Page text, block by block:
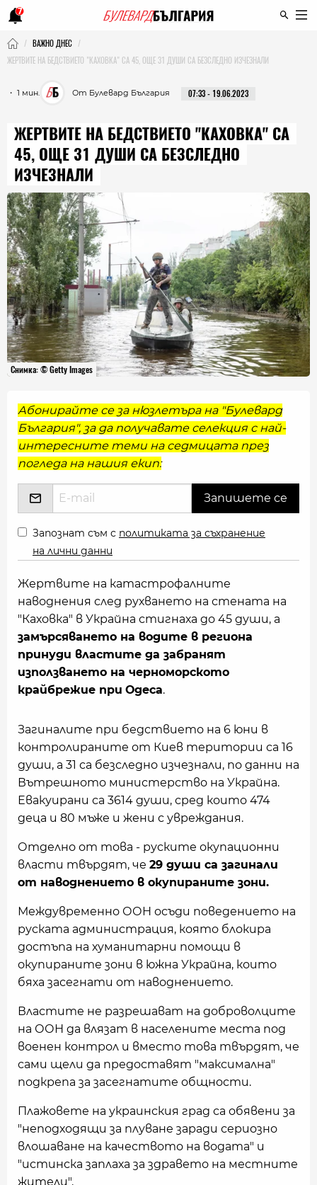
7
ВАЖНО ДНЕС
ЖЕРТВИТЕ НА БЕДСТВИЕТО "КАХОВКА" СА 45, ОЩЕ 31 ДУШИ СА БЕЗСЛЕДНО ИЗЧЕЗНАЛИ
・ 1 мин. От Булевард България 07:33 - 19.06.2023
ЖЕРТВИТЕ НА БЕДСТВИЕТО "КАХОВКА" СА
45, ОЩЕ 31 ДУШИ СА БЕЗСЛЕДНО
ИЗЧЕЗНАЛИ
Снимка: © Getty Images
Абонирайте се за нюзлетъра на "Булевард
България", за да получавате селекция с най-
интересните теми на седмицата през
погледа на нашия екип:
Запознат съм с политиката за съхранение
на лични данни
Жертвите на катастрофалните
наводнения след рухването на стената на
"Каховка" в Украйна стигнаха до 45 души, а
замърсяването на водите в региона
принуди властите да забранят
използването на черноморското
крайбрежие при Одеса.
Загиналите при бедствието на 6 юни в
контролираните от Киев територии са 16
души, а 31 са безследно изчезнали, по данни на
Вътрешното министерство на Украйна.
Евакуирани са 3614 души, сред които 474
деца и 80 мъже и жени с увреждания.
Отделно от това - руските окупационни
власти твърдят, че 29 души са загинали
от наводнението в окупираните зони.
Междувременно ООН осъди поведението на
руската администрация, която блокира
достъпа на хуманитарни помощи в
окупираните зони в южна Украйна, които
бяха засегнати от наводнението.
Властите не разрешават на доброволците
на ООН да влязат в населените места под
военен контрол и вместо това твърдят, че
сами щели да предоставят "максимална"
подкрепа за засегнатите общности.
Плажовете на украинския град са обявени за
"неподходящи за плуване заради сериозно
влошаване на качеството на водата" и
"истинска заплаха за здравето на местните
жители".